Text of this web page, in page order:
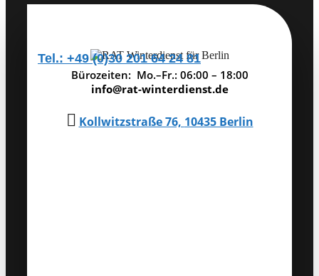
Tel.: +49 (0)30 201 64 24 81
Bürozeiten: Mo.–Fr.: 06:00 – 18:00
info@rat-winterdienst.de
 Kollwitzstraße 76, 10435 Berlin